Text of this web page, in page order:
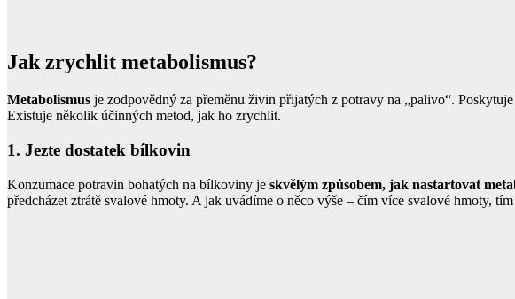
Jak zrychlit metabolismus?
Metabolismus je zodpovědný za přeměnu živin přijatých z potravy na „palivo“.
Existuje několik účinných metod, jak ho zrychlit.
1. Jezte dostatek bílkovin
Konzumace potravin bohatých na bílkoviny je skvělým způsobem, jak nastartovat
předcházet ztrátě svalové hmoty. A jak uvádíme o něco výše – čím více svalové hmoty,